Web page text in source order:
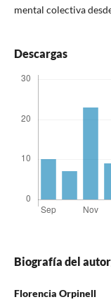
mental colectiva
Descargas
Biografía del
Florencia Orpinell